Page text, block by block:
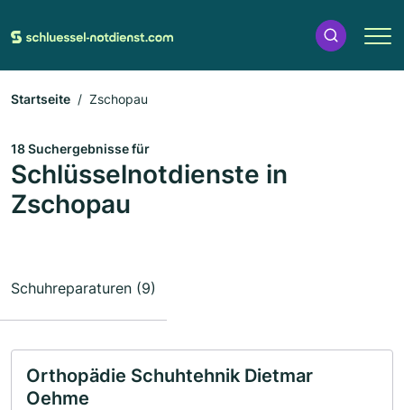
Startseite Zschopau
18 Suchergebnisse für
Schlüsselnotdienste in
Zschopau
Schuhreparaturen (9)
Orthopädie Schuhtehnik Dietmar
Oehme